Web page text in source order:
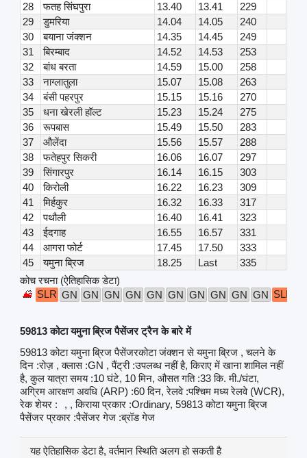
28
फतह सिंघपुरा 13.40 13.41
229
29
डुमरिया 14.04 14.05
240
30
बयाना जंक्शन 14.35 14.45
249
31
बिरम्बाद 14.52 14.53
253
32
बांध बरता 14.59 15.00
258
33
नाग्लातुला 15.07 15.08
263
34
बंसी पहरपुर 15.15 15.16
270
35
धना खेरली हॉल्ट 15.23 15.24
275
36
रूपबास 15.49 15.50
283
37
औलेंदा 15.56 15.57
288
38
फतेहपुर सिकरी 16.06 16.07
297
39
सिंगारपुर 16.14 16.15
303
40
किरोली 16.22 16.23
309
41
मिर्हकुर 16.32 16.33
317
42
पथौली 16.40 16.41
323
43
ईदगाह 16.55 16.57
331
44
आगरा फोर्ट 17.45 17.50
333
45
यमुना ब्रिज 18.25 Last
335
कोच रचना (ऐतिहासिक डेटा)
SLR GN GN GN GN GN GN GN GN GN GN SLR
59813 कोटा यमुना ब्रिज पैसेंजर ट्रैन के बारे में
59813 कोटा यमुना ब्रिज पैसेंजरकोटा जंक्शन से यमुना ब्रिज , चलने के
दिन :रोज़ , क्लास :GN , पैंट्री :उपलब्ध नहीं है, किराए में खाना शामिल नहीं
है, कुल यात्रा समय :10 घंटे, 10 मिन, औसत गति :33 कि. मी./घंटा,
अग्रिम आरक्षण अवधि (ARP) :60 दिन, रेलवे :पश्चिम मध्य रेलवे (WCR),
रेक शेयर :
, , किराया प्रकार :Ordinary, 59813 कोटा यमुना ब्रिज
पैसेंजर प्रकार :पैसेंजर गेज :ब्रॉड गेज
यह ऐतिहासिक डेटा है, वर्तमान स्थिति अलग हो सकती है